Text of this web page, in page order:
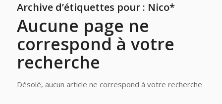
Archive d’étiquettes pour : Nico*
Aucune page ne
correspond à votre
recherche
Désolé, aucun article ne correspond à votre recherche